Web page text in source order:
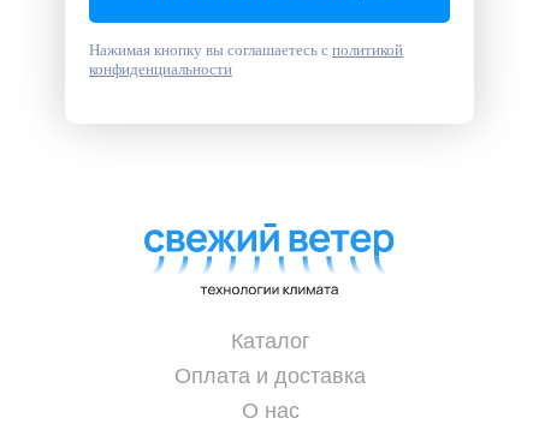
Нажимая кнопку вы соглашаетесь с политикой
конфиденциальности
Каталог
Оплата и доставка
О нас